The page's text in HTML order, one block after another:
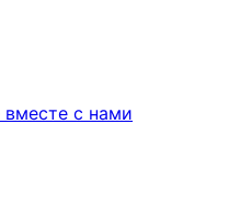
с нами